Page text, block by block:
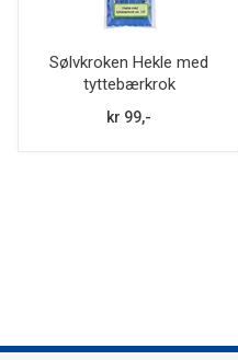
Sølvkroken Hekle med
tyttebærkrok
kr 99,-